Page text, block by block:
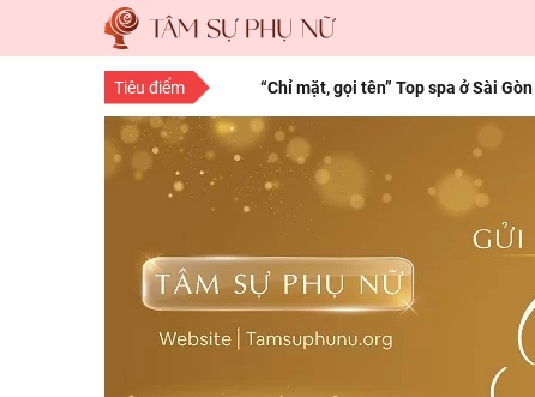
Tiêu điểm
“Chỉ mặt, gọi tên” Top spa ở Sài
10 bí quyết làm đẹp cho nàng mọi
15 bí quyết làm đẹp da mặt từ thiên